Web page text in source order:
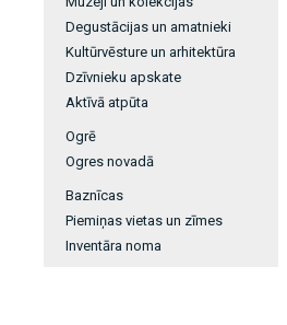
Degustācijas un amatnieki
Kultūrvēsture un arhitektūra
Dzīvnieku apskate
Aktīvā atpūta
Ogrē
Ogres novadā
Baznīcas
Piemiņas vietas un zīmes
Inventāra noma